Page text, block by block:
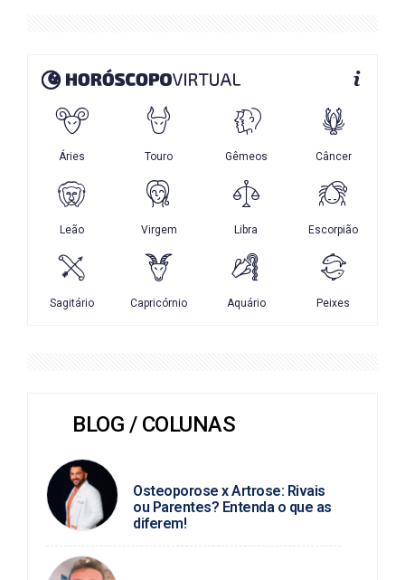
BLOG / COLUNAS
Osteoporose x Artrose: Rivais
ou Parentes? Entenda o que as
diferem!